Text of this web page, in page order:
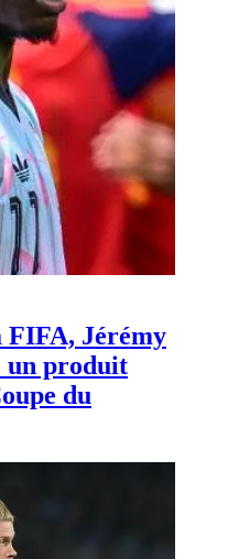
FIFA, Jérémy
un produit
du